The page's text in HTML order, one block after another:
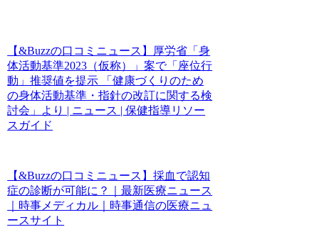
【&Buzzの口コミニュース】厚労省「身
体活動基準2023（仮称）」案で「座位行
動」推奨値を提示 「健康づくりのため
の身体活動基準・指針の改訂に関する検
討会」より | ニュース | 保健指導リソー
スガイド
【&Buzzの口コミニュース】採血で認知
症の診断が可能に？｜最新医療ニュース
｜時事メディカル｜時事通信の医療ニュ
ースサイト